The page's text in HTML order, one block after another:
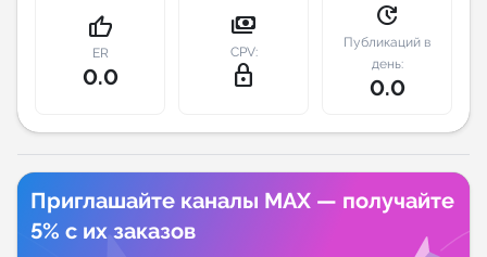
thumb_up
ER
0.0
payments
CPV:
lock_outline
update
Публикаций в
день:
0.0
Приглашайте каналы MAX — получайте
5% с их заказов